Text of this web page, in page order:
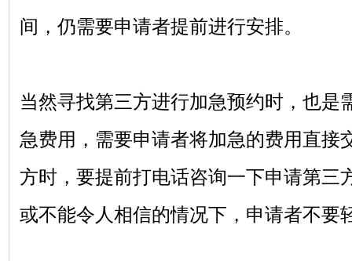
间，仍需要申请者提前进行安排。
当然寻找第三方进行加急预约时，也是
急费用，需要申请者将加急的费用直接
方时，要提前打电话咨询一下申请第三
或不能令人相信的情况下，申请者不要